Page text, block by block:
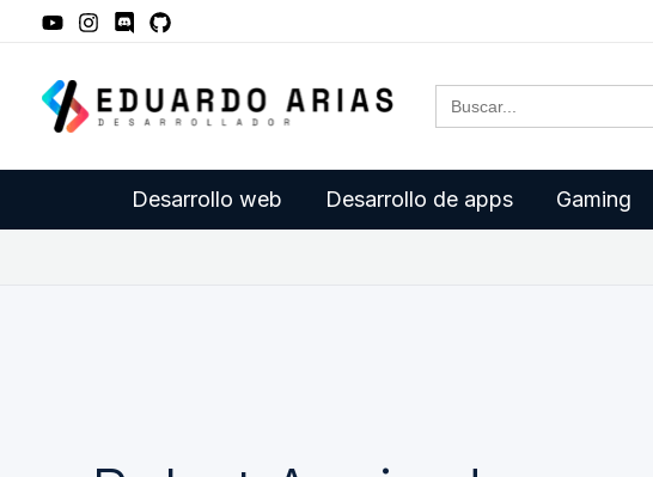
contenido
Buscar:
Desarrollo web Desarrollo de apps Gaming